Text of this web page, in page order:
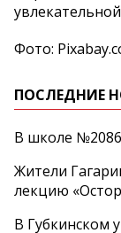
Фото:
ПОСЛЕДНИЕ
В школе №2086
Жители
лекцию
В Губкинском